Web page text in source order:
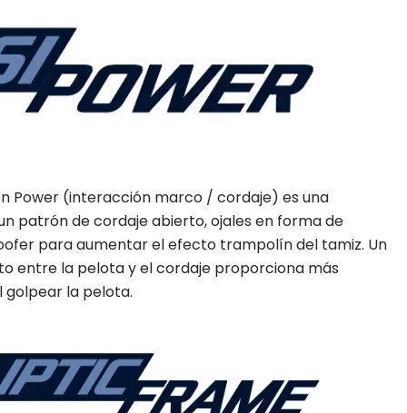
Power (interacción marco / cordaje) es una
patrón de cordaje abierto, ojales en forma de
para aumentar el efecto trampolín del tamiz. Un
entre la pelota y el cordaje proporciona más
golpear la pelota.